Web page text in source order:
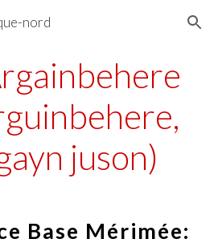
Skip to navigation
nord
juson)
Base Mérimée: